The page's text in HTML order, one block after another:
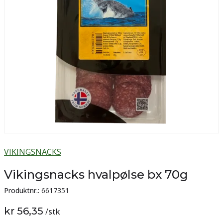
VIKINGSNACKS
Vikingsnacks hvalpølse bx 70g
Produktnr.: 6617351
kr 56,35 /stk